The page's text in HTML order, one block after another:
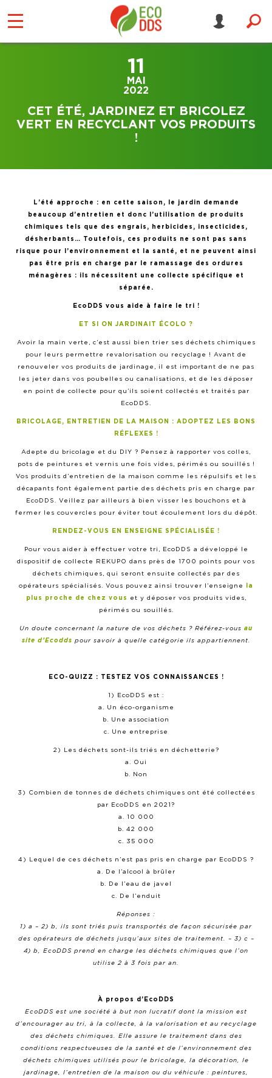
11
MAI
2022
CET ÉTÉ, JARDINEZ ET BRICOLEZ
VERT EN RECYCLANT VOS PRODUITS
!
L’été approche : en cette saison, le jardin demande
beaucoup d’entretien et donc l’utilisation de produits
chimiques tels que des engrais, herbicides, insecticides,
désherbants… Toutefois, ces produits ne sont pas sans
risque pour l’environnement et la santé, et ne peuvent ainsi
pas être pris en charge par le ramassage des
ordures
ménagères : ils nécessitent une collecte spécifique et
séparée.
EcoDDS vous aide à faire le tri !
ET SI ON JARDINAIT ÉCOLO ?
Avoir la main verte, c’est aussi bien trier ses déchets chimiques
pour leurs permettre revalorisation ou recyclage ! Avant de
renouveler vos produits de jardinage, il est important de ne pas
les jeter dans vos poubelles ou canalisations, et de les déposer
en point de collecte pour qu’ils soient collectés et traités par
EcoDDS.
BRICOLAGE, ENTRETIEN DE LA MAISON : ADOPTEZ LES BONS
RÉFLEXES !
Adepte du bricolage et du DIY ? Pensez à rapporter vos colles,
pots de peintures et vernis une fois vides, périmés ou souillés !
Vos produits d’entretien de la maison comme les répulsifs et les
décapants font également partie des déchets pris en charge par
EcoDDS. Veillez par ailleurs à bien visser les bouchons et à
fermer les couvercles pour éviter tout écoulement lors du dépôt.
RENDEZ-VOUS EN ENSEIGNE SPÉCIALISÉE !
Pour vous aider à effectuer votre tri, EcoDDS a développé le
dispositif de collecte REKUPO dans près de 1700 points pour vos
déchets chimiques, qui seront ensuite collectés par des
opérateurs spécialisés. Vous pouvez ainsi trouver l’enseigne
la
plus proche de chez vous
et y déposer vos produits vides,
périmés ou souillés.
Un doute concernant la nature de vos déchets ? Référez-vous au
site d’Ecodds pour savoir à quelle catégorie ils appartiennent.
ECO-QUIZZ : TESTEZ VOS CONNAISSANCES !
1) EcoDDS est :
a. Un éco-organisme
b. Une association
c. Une entreprise
2) Les déchets sont-ils triés en déchetterie?
a. Oui
b. Non
3) Combien de tonnes de déchets chimiques ont été collectées
par EcoDDS en 2021?
a. 10 000
b. 42 000
c. 35 000
4) Lequel de ces déchets n’est pas pris en charge par EcoDDS ?
a. De l’alcool à brûler
b. De l’eau de javel
c. De l’enduit
Réponses :
1) a – 2) b, ils sont triés puis transportés de façon sécurisée par
des opérateurs de déchets jusqu’aux sites de traitement. – 3) c –
4) b, EcoDDS prend en charge les déchets chimiques que l’on
utilise 2 à 3 fois par an.
À propos d’EcoDDS
EcoDDS est une société à but non lucratif dont la mission est
d’encourager au tri, à la collecte, à la valorisation et au recyclage
des déchets chimiques. Elle assure le traitement dans des
conditions respectueuses de la santé et de l’environnement des
déchets chimiques utilisés pour le bricolage, la décoration, le
jardinage, l’entretien de la maison ou du véhicule : peintures,